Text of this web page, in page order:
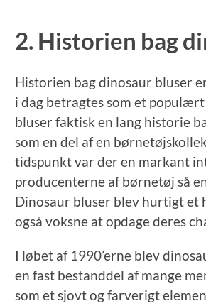
2. Historien bag
Historien bag dinosaur bluser
i dag betragtes som et
bluser faktisk en lang historie
som en del af en
tidspunkt var der en markant
producenterne af børnetøj så
Dinosaur bluser blev hurtigt et
også voksne at opdage deres
I løbet af 1990’erne blev
en fast bestanddel af mange
som et sjovt og farverigt